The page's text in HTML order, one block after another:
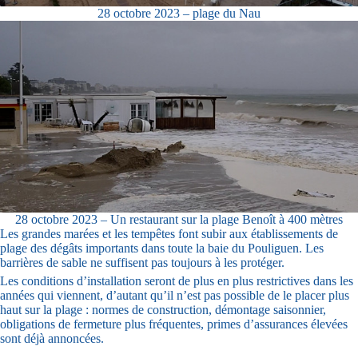
28 octobre 2023 – plage du Nau
28 octobre 2023 – Un restaurant sur la plage Benoît à 400 mètres
Les grandes marées et les tempêtes font subir aux établissements de
plage des dégâts importants dans toute la baie du Pouliguen. Les
barrières de sable ne suffisent pas toujours à les protéger.
Les conditions d’installation seront de plus en plus restrictives dans les
années qui viennent, d’autant qu’il n’est pas possible de le placer plus
haut sur la plage : normes de construction, démontage saisonnier,
obligations de fermeture plus fréquentes, primes d’assurances élevées
sont déjà annoncées.